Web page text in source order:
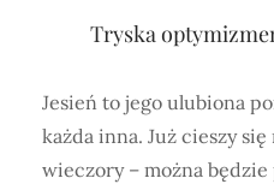
Tryska
Jesień to jego ulubiona
każda inna. Już cieszy
wieczory – można